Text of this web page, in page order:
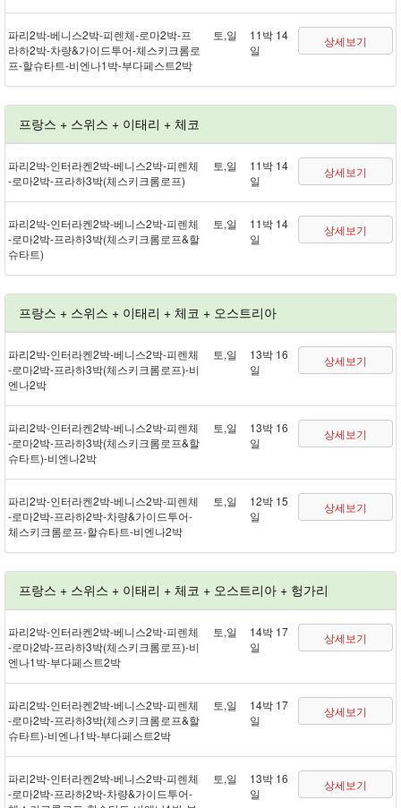
파리 2박 - 베니스 2박 - 피렌체 - 로마 2박 - 프
라하 2박 - 차량&가이드투어 - 체스키크롬로
프 - 할슈타트 - 비엔나 1박 - 부다페스트 2박
토,일
11박 14
일
상세보기
프랑스 + 스위스 + 이태리 + 체코
파리 2박 - 인터라켄 2박 - 베니스 2박 - 피렌체
- 로마 2박 - 프라하 3박(체스키크롬로프)
토,일
11박 14
일
상세보기
파리 2박 - 인터라켄 2박 - 베니스 2박 - 피렌체
- 로마 2박 - 프라하 3박(체스키크롬로프&할
슈타트)
토,일
11박 14
일
상세보기
프랑스 + 스위스 + 이태리 + 체코 + 오스트리아
파리 2박 - 인터라켄 2박 - 베니스 2박 - 피렌체
- 로마 2박 - 프라하 3박(체스키크롬로프) - 비
엔나 2박
토,일
13박 16
일
상세보기
파리 2박 - 인터라켄 2박 - 베니스 2박 - 피렌체
- 로마 2박 - 프라하 3박(체스키크롬로프&할
슈타트) - 비엔나 2박
토,일
13박 16
일
상세보기
파리 2박 - 인터라켄 2박 - 베니스 2박 - 피렌체
- 로마 2박 - 프라하 2박 - 차량&가이드투어 -
체스키크롬로프 - 할슈타트 - 비엔나 2박
토,일
12박 15
일
상세보기
프랑스 + 스위스 + 이태리 + 체코 + 오스트리아 + 헝가리
파리 2박 - 인터라켄 2박 - 베니스 2박 - 피렌체
- 로마 2박 - 프라하 3박(체스키크롬로프) - 비
엔나 1박 - 부다페스트 2박
토,일
14박 17
일
상세보기
파리 2박 - 인터라켄 2박 - 베니스 2박 - 피렌체
- 로마 2박 - 프라하 3박(체스키크롬로프&할
슈타트) - 비엔나 1박 - 부다페스트 2박
토,일
14박 17
일
상세보기
파리 2박 - 인터라켄 2박 - 베니스 2박 - 피렌체
- 로마 2박 - 프라하 2박 - 차량&가이드투어 -
토,일
13박 16
일
상세보기